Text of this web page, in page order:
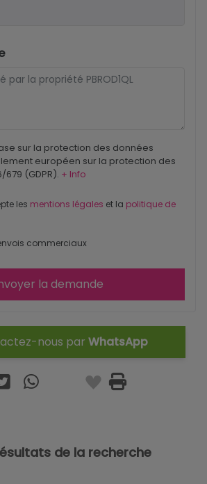
sur la protection des données
européen sur la protection des
679 (GDPR). + Info
les mentions légales et la politique de
commerciaux
la demande
nous par WhatsApp
de la recherche